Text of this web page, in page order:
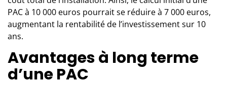
PAC à 10 000 euros pourrait se réduire à 7 000 euros,
augmentant la rentabilité de l’investissement sur 10
ans.
Avantages à long terme
d’une PAC